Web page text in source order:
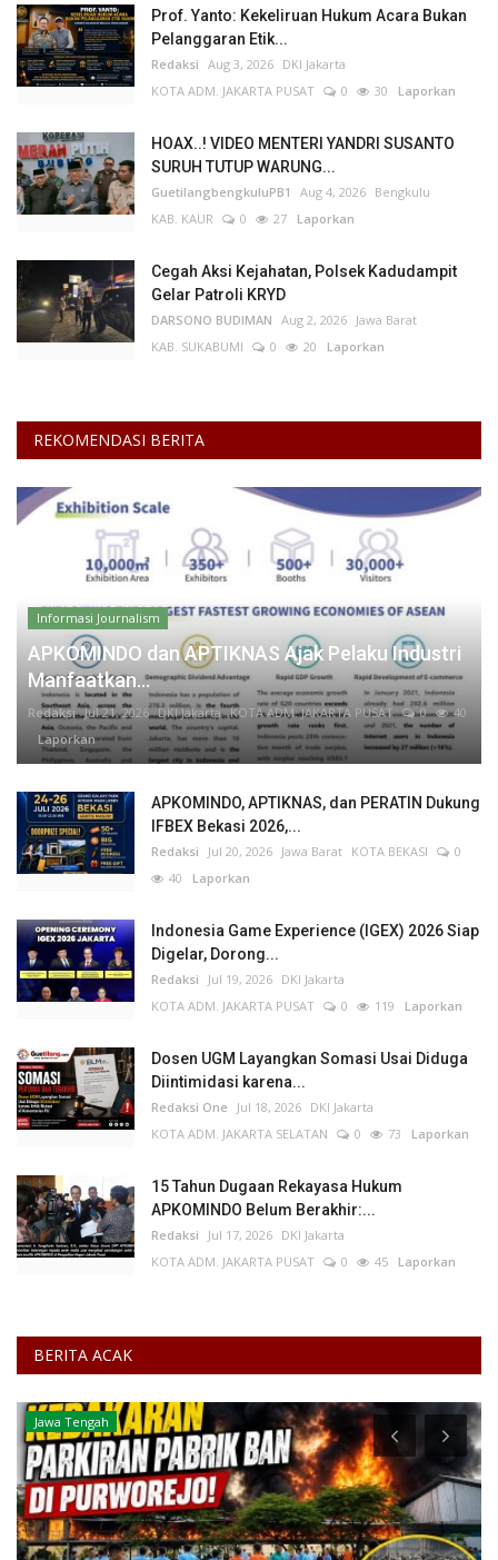
Prof. Yanto: Kekeliruan Hukum Acara Bukan
Pelanggaran Etik...
Redaksi Aug 3, 2026 DKI Jakarta
KOTA ADM. JAKARTA PUSAT
0 30 Laporkan
HOAX..! VIDEO MENTERI YANDRI SUSANTO
SURUH TUTUP WARUNG...
GuetilangbengkuluPB1 Aug 4, 2026 Bengkulu
KAB. KAUR
0 27 Laporkan
Cegah Aksi Kejahatan, Polsek Kadudampit
Gelar Patroli KRYD
DARSONO BUDIMAN Aug 2, 2026 Jawa Barat
KAB. SUKABUMI
0 20 Laporkan
REKOMENDASI BERITA
Informasi Journalism
APKOMINDO dan APTIKNAS Ajak Pelaku Industri
Manfaatkan...
Redaksi Jul 21, 2026 DKI Jakarta KOTA ADM. JAKARTA PUSAT 0
40
Laporkan
APKOMINDO, APTIKNAS, dan PERATIN Dukung
IFBEX Bekasi 2026,...
Redaksi Jul 20, 2026 Jawa Barat KOTA BEKASI
0
40 Laporkan
Indonesia Game Experience (IGEX) 2026 Siap
Digelar, Dorong...
Redaksi Jul 19, 2026 DKI Jakarta
KOTA ADM. JAKARTA PUSAT
0 119 Laporkan
Dosen UGM Layangkan Somasi Usai Diduga
Diintimidasi karena...
Redaksi One Jul 18, 2026 DKI Jakarta
KOTA ADM. JAKARTA SELATAN
0 73 Laporkan
15 Tahun Dugaan Rekayasa Hukum
APKOMINDO Belum Berakhir:...
Redaksi Jul 17, 2026 DKI Jakarta
KOTA ADM. JAKARTA PUSAT
0 45 Laporkan
BERITA ACAK
Jawa Tengah